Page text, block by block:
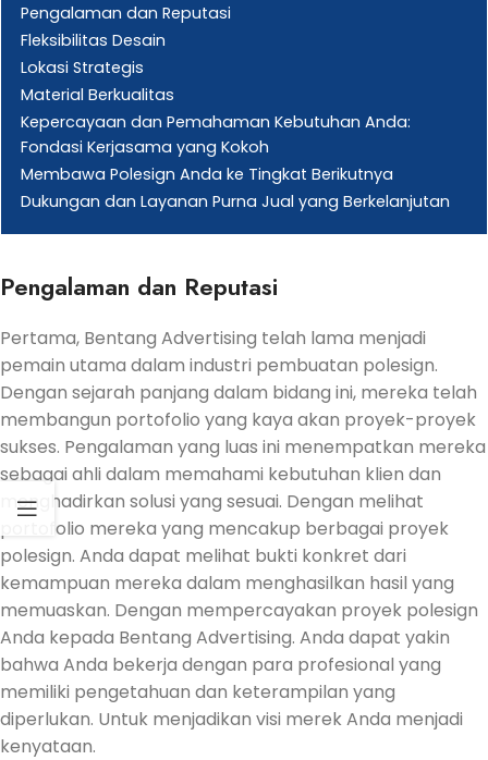
Pengalaman dan Reputasi
Fleksibilitas Desain
Lokasi Strategis
Material Berkualitas
Kepercayaan dan Pemahaman Kebutuhan Anda:
Fondasi Kerjasama yang Kokoh
Membawa Polesign Anda ke Tingkat Berikutnya
Dukungan dan Layanan Purna Jual yang Berkelanjutan
Pengalaman dan Reputasi
Pertama, Bentang Advertising telah lama menjadi
pemain utama dalam industri pembuatan polesign.
Dengan sejarah panjang dalam bidang ini, mereka telah
membangun portofolio yang kaya akan proyek-proyek
sukses. Pengalaman yang luas ini menempatkan mereka
sebagai ahli dalam memahami kebutuhan klien dan
menghadirkan solusi yang sesuai. Dengan melihat
portofolio mereka yang mencakup berbagai proyek
polesign. Anda dapat melihat bukti konkret dari
kemampuan mereka dalam menghasilkan hasil yang
memuaskan. Dengan mempercayakan proyek polesign
Anda kepada Bentang Advertising. Anda dapat yakin
bahwa Anda bekerja dengan para profesional yang
memiliki pengetahuan dan keterampilan yang
diperlukan. Untuk menjadikan visi merek Anda menjadi
kenyataan.